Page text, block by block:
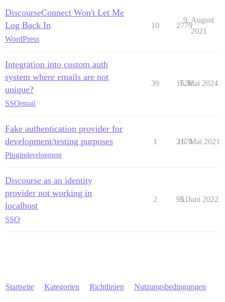
DiscourseConnect Won't Let Me
Log Back In
WordPress
10 2779
9. August
2021
Integration into custom auth
system where emails are not
unique?
SSOemail
39 1620
7. Mai 2024
Fake authentication provider for
development/testing purposes
Plugindevelopment
1 2170
16. Mai 2021
Discourse as an identity
provider not working in
localhost
SSO
2 951
3. Juni 2022
Startseite Kategorien Richtlinien Nutzungsbedingungen